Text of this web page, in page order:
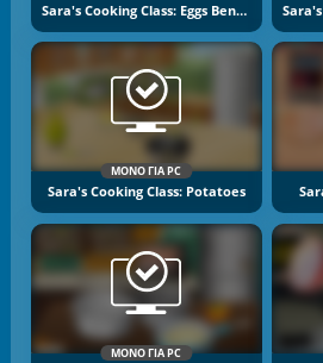
Sara's Cooking Class: Eggs Benedict
ΜΌΝΟ ΓΙΑ PC
Sara's Cooking Class: Potatoes
ΜΌΝΟ ΓΙΑ PC